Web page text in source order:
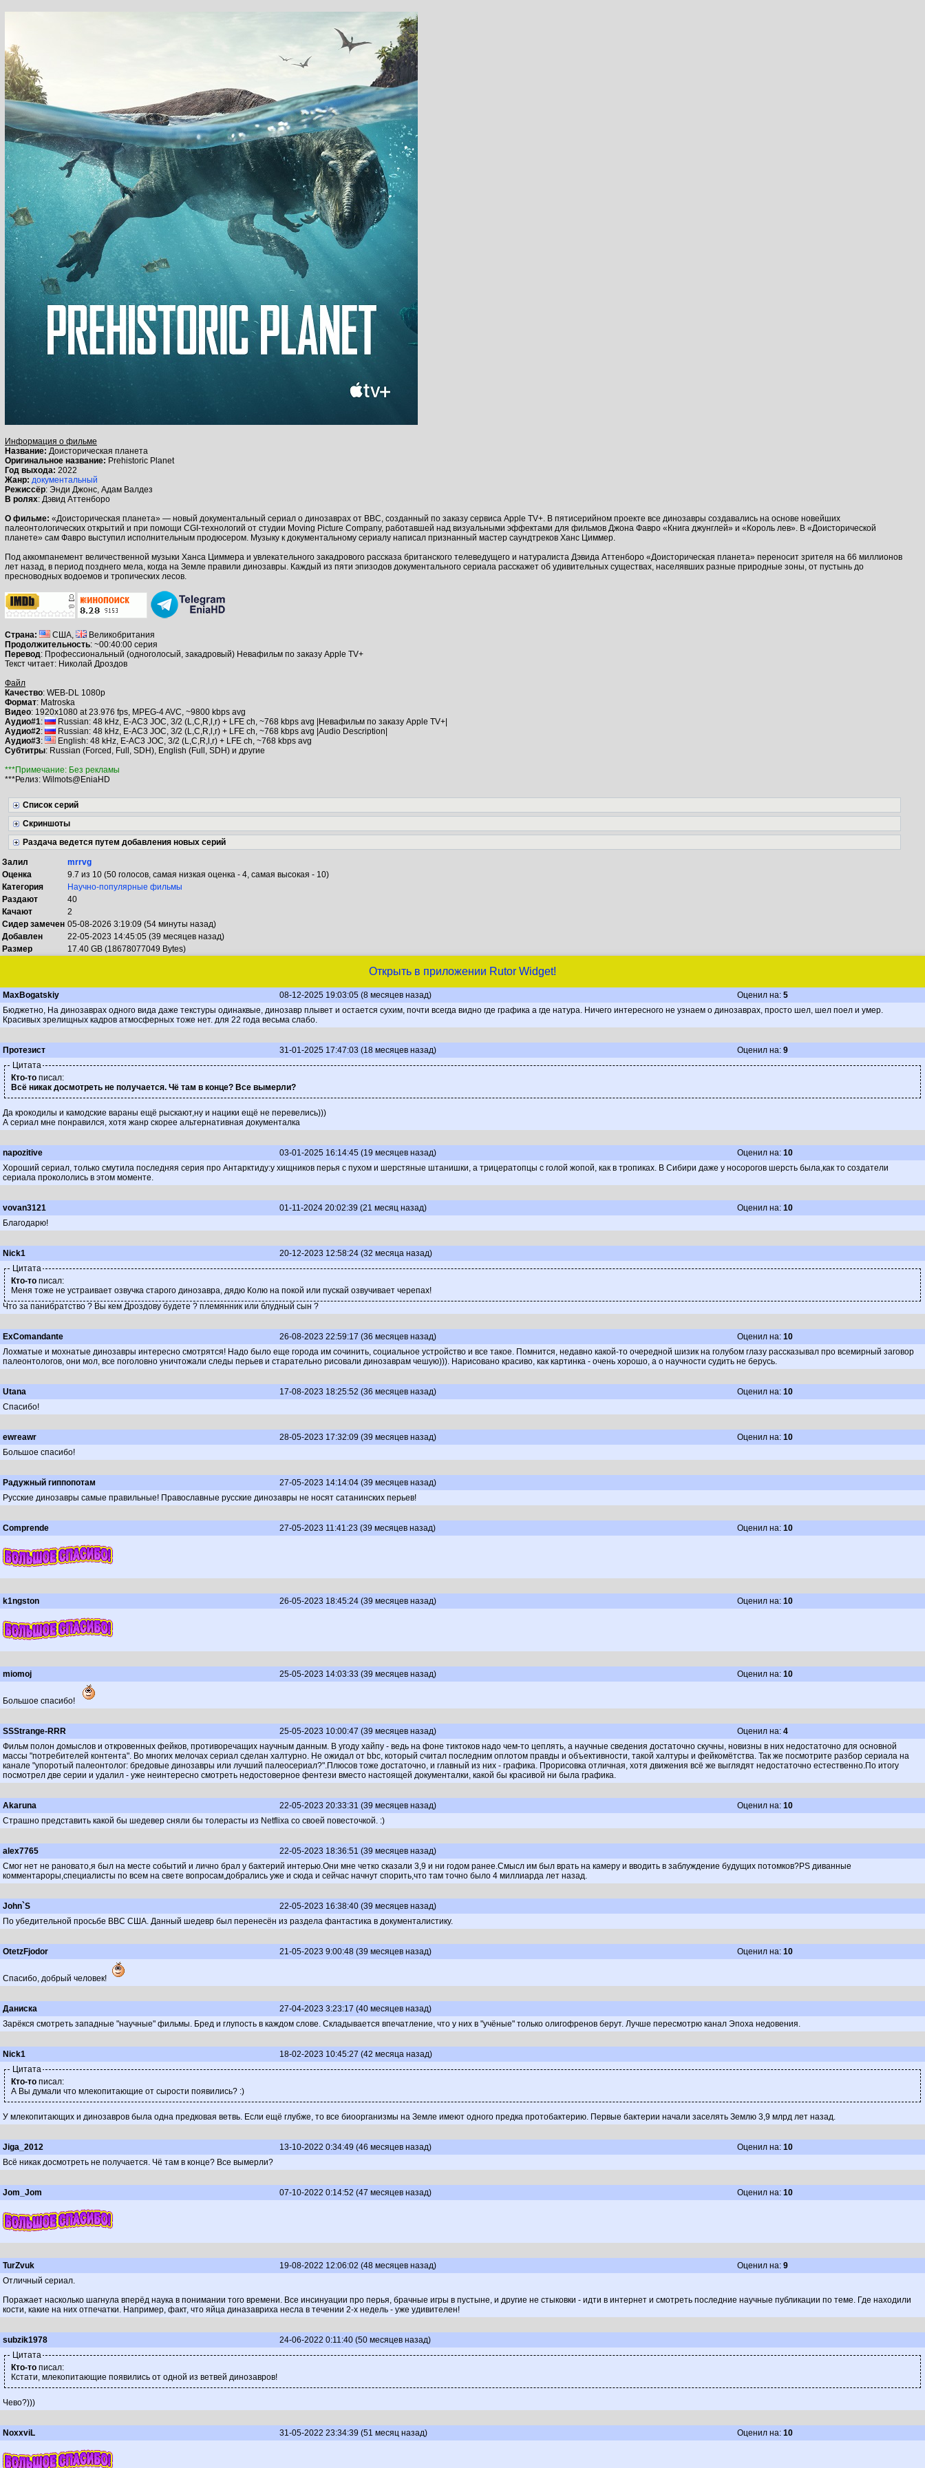
Информация о фильме
Название: Доисторическая планета
Оригинальное название: Prehistoric Planet
Год выхода: 2022
Жанр: документальный
Режиссёр: Энди Джонс, Адам Валдез
В ролях: Дэвид Аттенборо
О фильме: «Доисторическая планета» — новый документальный сериал о динозаврах от BBC, созданный по заказу сервиса Apple TV+. В пятисерийном проекте все динозавры создавались на основе новейших
палеонтологических открытий и при помощи CGI-технологий от студии Moving Picture Company, работавшей над визуальными эффектами для фильмов Джона Фавро «Книга джунглей» и «Король лев». В «Доисторической
планете» сам Фавро выступил исполнительным продюсером. Музыку к документальному сериалу написал признанный мастер саундтреков Ханс Циммер.
Под аккомпанемент величественной музыки Ханса Циммера и увлекательного закадрового рассказа британского телеведущего и натуралиста Дэвида Аттенборо «Доисторическая планета» переносит зрителя на 66 миллионов
лет назад, в период позднего мела, когда на Земле правили динозавры. Каждый из пяти эпизодов документального сериала расскажет об удивительных существах, населявших разные природные зоны, от пустынь до
пресноводных водоемов и тропических лесов.
Страна: США,
Великобритания
Продолжительность: ~00:40:00 серия
Перевод: Профессиональный (одноголосый, закадровый) Невафильм по заказу Apple TV+
Текст читает: Николай Дроздов
Файл
Качество: WEB-DL 1080p
Формат: Matroska
Видео: 1920x1080 at 23.976 fps, MPEG-4 AVC, ~9800 kbps avg
Аудио#1:
Russian: 48 kHz, E-AC3 JOC, 3/2 (L,C,R,l,r) + LFE ch, ~768 kbps avg |Невафильм по заказу Apple TV+|
Аудио#2:
Russian: 48 kHz, E-AC3 JOC, 3/2 (L,C,R,l,r) + LFE ch, ~768 kbps avg |Audio Descrіptіon|
Аудио#3:
English: 48 kHz, E-AC3 JOC, 3/2 (L,C,R,l,r) + LFE ch, ~768 kbps avg
Субтитры: Russian (Forced, Full, SDH), English (Full, SDH) и другие
***Примечание: Без рекламы
***Релиз: Wilmots@EniaHD
Список серий
Скриншоты
Раздача ведется путем добавления новых серий
Залил
mrrvg
Оценка
9.7 из 10 (50 голосов, самая низкая оценка - 4, самая высокая - 10)
Категория
Научно-популярные фильмы
Раздают
40
Качают
2
Сидер замечен 05-08-2026 3:19:09 (54 минуты назад)
Добавлен
22-05-2023 14:45:05 (39 месяцев назад)
Размер
17.40 GB (18678077049 Bytes)
Открыть в приложении Rutor Widget!
MaxBogatskiy 08-12-2025 19:03:05 (8 месяцев назад) Оценил на: 5
Бюджетно, На динозаврах одного вида даже текстуры одинаквые, динозавр плывет и остается сухим, почти всегда видно где графика а где натура. Ничего интересного не узнаем о динозаврах, просто шел, шел поел и умер.
Красивых зрелищных кадров атмосферных тоже нет. для 22 года весьма слабо.
Протезист 31-01-2025 17:47:03 (18 месяцев назад) Оценил на: 9
Цитата
Кто-то писал:
Всё никак досмотреть не получается. Чё там в конце? Все вымерли?
Да крокодилы и камодские вараны ещё рыскают,ну и нацики ещё не перевелись)))
А сериал мне понравился, хотя жанр скорее альтернативная документалка
napozitive 03-01-2025 16:14:45 (19 месяцев назад) Оценил на: 10
Хороший сериал, только смутила последняя серия про Антарктиду:у хищников перья с пухом и шерстяные штанишки, а трицератопцы с голой жопой, как в тропиках. В Сибири даже у носорогов шерсть была,как то создатели
сериала прокололись в этом моменте.
vovan3121 01-11-2024 20:02:39 (21 месяц назад) Оценил на: 10
Благодарю!
Nick1
20-12-2023 12:58:24 (32 месяца назад)
Цитата
Кто-то писал:
Меня тоже не устраивает озвучка старого динозавра, дядю Колю на покой или пускай озвучивает черепах!
Что за панибратство ? Вы кем Дроздову будете ? племянник или блудный сын ?
ExComandante 26-08-2023 22:59:17 (36 месяцев назад) Оценил на: 10
Лохматые и мохнатые динозавры интересно смотрятся! Надо было еще города им сочинить, социальное устройство и все такое. Помнится, недавно какой-то очередной шизик на голубом глазу рассказывал про всемирный заговор
палеонтологов, они мол, все поголовно уничтожали следы перьев и старательно рисовали динозаврам чешую))). Нарисовано красиво, как картинка - очень хорошо, а о научности судить не берусь.
Utana 17-08-2023 18:25:52 (36 месяцев назад) Оценил на: 10
Спасибо!
ewreawr 28-05-2023 17:32:09 (39 месяцев назад) Оценил на: 10
Большое спасибо!
Радужный гиппопотам
27-05-2023 14:14:04 (39 месяцев назад)
Русские динозавры самые правильные! Православные русские динозавры не носят сатанинских перьев!
Comprende 27-05-2023 11:41:23 (39 месяцев назад) Оценил на: 10
k1ngston 26-05-2023 18:45:24 (39 месяцев назад) Оценил на: 10
miomoj 25-05-2023 14:03:33 (39 месяцев назад) Оценил на: 10
Большое спасибо!
SSStrange-RRR 25-05-2023 10:00:47 (39 месяцев назад) Оценил на: 4
Фильм полон домыслов и откровенных фейков, противоречащих научным данным. В угоду хайпу - ведь на фоне тиктоков надо чем-то цеплять, а научные сведения достаточно скучны, новизны в них недостаточно для основной
массы "потребителей контента". Во многих мелочах сериал сделан халтурно. Не ожидал от bbc, который считал последним оплотом правды и объективности, такой халтуры и фейкомётства. Так же посмотрите разбор сериала на
канале "упоротый палеонтолог: бредовые динозавры или лучший палеосериал?".Плюсов тоже достаточно, и главный из них - графика. Прорисовка отличная, хотя движения всё же выглядят недостаточно естественно.По итогу
посмотрел две серии и удалил - уже неинтересно смотреть недостоверное фентези вместо настоящей документалки, какой бы красивой ни была графика.
Akaruna 22-05-2023 20:33:31 (39 месяцев назад) Оценил на: 10
Страшно представить какой бы шедевер сняли бы толерасты из Netflixa со своей повесточкой. :)
alex7765
22-05-2023 18:36:51 (39 месяцев назад)
Смог нет не рановато,я был на месте событий и лично брал у бактерий интерью.Они мне четко сказали 3,9 и ни годом ранее.Смысл им был врать на камеру и вводить в заблуждение будущих потомков?PS диванные
комментароры,специалисты по всем на свете вопросам,добрались уже и сюда и сейчас начнут спорить,что там точно было 4 миллиарда лет назад.
John`S
22-05-2023 16:38:40 (39 месяцев назад)
По убедительной просьбе ВВС США. Данный шедевр был перенесён из раздела фантастика в документалистику.
OtetzFjodor 21-05-2023 9:00:48 (39 месяцев назад) Оценил на: 10
Спасибо, добрый человек!
Даниска
27-04-2023 3:23:17 (40 месяцев назад)
Зарёкся смотреть западные "научные" фильмы. Бред и глупость в каждом слове. Складывается впечатление, что у них в "учёные" только олигофренов берут. Лучше пересмотрю канал Эпоха недовения.
Nick1
18-02-2023 10:45:27 (42 месяца назад)
Цитата
Кто-то писал:
А Вы думали что млекопитающие от сырости появились? :)
У млекопитающих и динозавров была одна предковая ветвь. Если ещё глубже, то все биоорганизмы на Земле имеют одного предка протобактерию. Первые бактерии начали заселять Землю 3,9 млрд лет назад.
Jiga_2012 13-10-2022 0:34:49 (46 месяцев назад) Оценил на: 10
Всё никак досмотреть не получается. Чё там в конце? Все вымерли?
Jom_Jom 07-10-2022 0:14:52 (47 месяцев назад) Оценил на: 10
TurZvuk 19-08-2022 12:06:02 (48 месяцев назад) Оценил на: 9
Отличный сериал.
Поражает насколько шагнула вперёд наука в понимании того времени. Все инсинуации про перья, брачные игры в пустыне, и другие не стыковки - идти в интернет и смотреть последние научные публикации по теме. Где находили
кости, какие на них отпечатки. Например, факт, что яйца диназавриха несла в течении 2-х недель - уже удивителен!
subzik1978
24-06-2022 0:11:40 (50 месяцев назад)
Цитата
Кто-то писал:
Кстати, млекопитающие появились от одной из ветвей динозавров!
Чево?)))
NoxxviL 31-05-2022 23:34:39 (51 месяц назад) Оценил на: 10